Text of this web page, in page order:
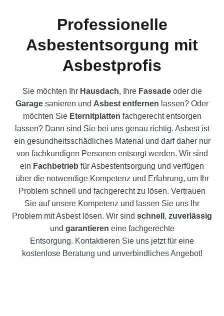
Professionelle
Asbestentsorgung mit
Asbestprofis
Sie möchten Ihr Hausdach, Ihre Fassadeoder die
Garage sanieren und Asbest entfernen lassen? Oder
möchten Sie Eternitplatten fachgerecht entsorgen
lassen? Dann sind Sie bei uns genau richtig. Asbest ist
ein gesundheitsschädliches Material und darf daher nur
von fachkundigen Personen entsorgt werden. Wir sind
ein Fachbetrieb für Asbestentsorgung und verfügen
über die notwendige Kompetenz und Erfahrung, um Ihr
Problem schnell und fachgerecht zu lösen. Vertrauen
Sie auf unsere Kompetenz und lassen Sie uns Ihr
Problem mit Asbest lösen. Wir sind schnell , zuverlässig
und garantieren eine fachgerechte
Entsorgung. Kontaktieren Sie uns jetzt für eine
kostenlose Beratung und unverbindliches Angebot!